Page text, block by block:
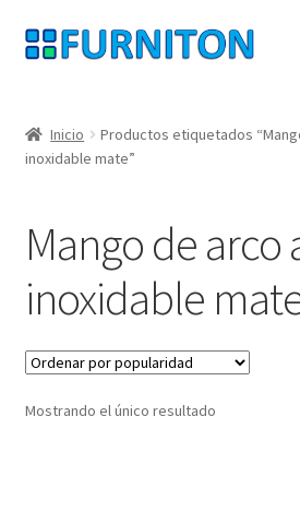
Ir
a
navegación
Ir
al
Nuestros socios
Derecho de desistimiento
Inicio
Productos etiquetados
inoxidable mate”
Mango de arco
inoxidable
Mostrando el único resultado